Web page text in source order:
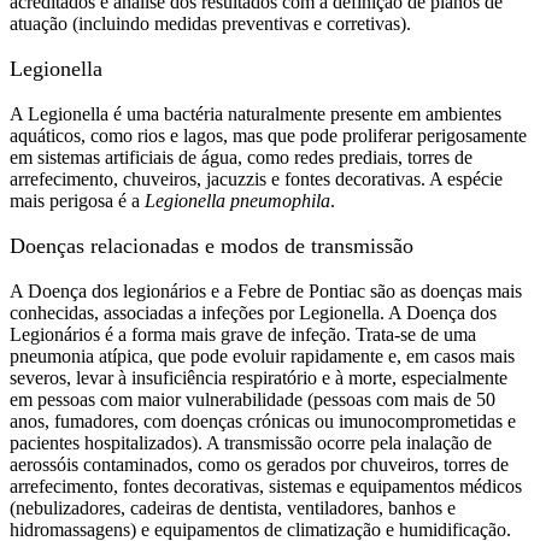
atuação (incluindo medidas preventivas e corretivas).
Legionella
A Legionella é uma bactéria naturalmente presente em ambientes
aquáticos, como rios e lagos, mas que pode proliferar perigosamente
em sistemas artificiais de água, como redes prediais, torres de
arrefecimento, chuveiros, jacuzzis e fontes decorativas. A espécie
mais perigosa é a Legionella pneumophila.
Doenças relacionadas e modos de transmissão
A Doença dos legionários e a Febre de Pontiac são as doenças mais
conhecidas, associadas a infeções por Legionella. A Doença dos
Legionários é a forma mais grave de infeção. Trata-se de uma
pneumonia atípica, que pode evoluir rapidamente e, em casos mais
severos, levar à insuficiência respiratório e à morte, especialmente
em pessoas com maior vulnerabilidade (pessoas com mais de 50
anos, fumadores, com doenças crónicas ou imunocomprometidas e
pacientes hospitalizados). A transmissão ocorre pela inalação de
aerossóis contaminados, como os gerados por chuveiros, torres de
arrefecimento, fontes decorativas, sistemas e equipamentos médicos
(nebulizadores, cadeiras de dentista, ventiladores, banhos e
hidromassagens) e equipamentos de climatização e humidificação.